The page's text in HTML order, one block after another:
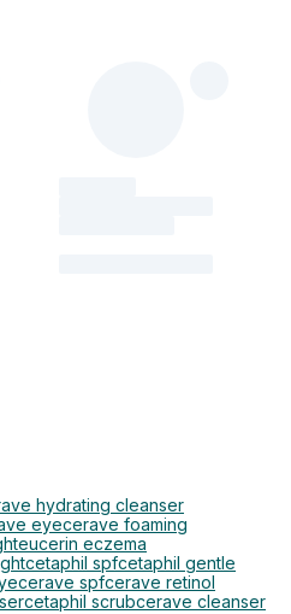
hydrating cleanser
eyecerave foaming
eucerin eczema
cetaphil spfcetaphil gentle
cerave spfcerave retinol
cetaphil scrubcerave cleanser